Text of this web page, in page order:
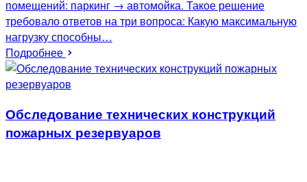
помещений: паркинг → автомойка. Такое решение
требовало ответов на три вопроса: Какую максимальную
нагрузку способны…
Подробнее
Обследование технических конструкций
пожарных резервуаров